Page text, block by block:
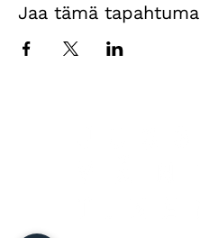
Jaa tämä tapahtuma